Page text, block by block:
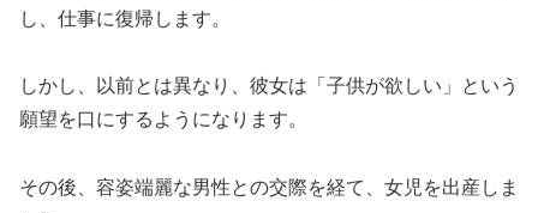
し、仕事に復帰します。
しかし、以前とは異なり、彼女は「子供が欲しい」という
願望を口にするようになります。
その後、容姿端麗な男性との交際を経て、女児を出産しま